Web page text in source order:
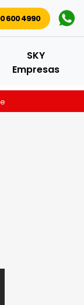
600 4990
SKY
Empresas